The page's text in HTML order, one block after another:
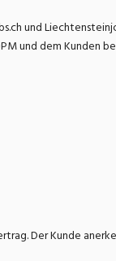
und
und dem Kunden
Der Kunde